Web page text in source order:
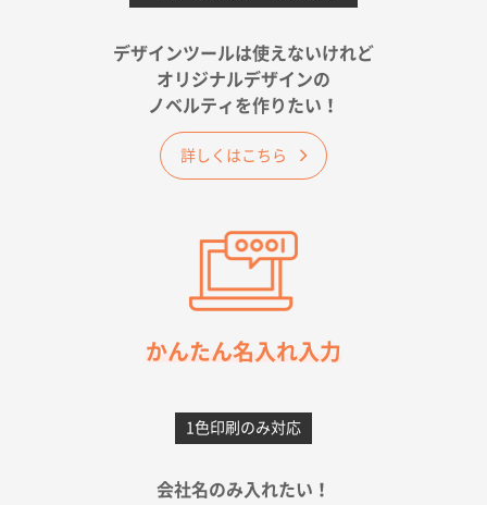
が決め手です
佐賀県A社様
2026年05月23日 16:24
希望の商品（今回発注分）が一番安かったため
ワンポイント箔押し紙袋 M横サイズ(A4対応)
2026年05月21日 12:56
300枚
2026年05月19日 12:05
デザインツールは使えないけれど
オリジナルデザインの
ノベルティを作りたい！
詳しくはこちら
かんたん名入れ入力
1色印刷のみ対応
会社名のみ入れたい！